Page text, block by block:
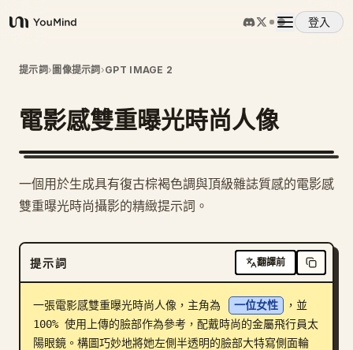
YouMind
登入
概覽
使用案例
定價
下載
提示詞› 圖像提示詞 ›GPT IMAGE 2
電影感雙重曝光時尚人像
一個用於生成具有復古棕褐色調與頂級雜誌質感的電影感
雙重曝光時尚攝影的精緻提示詞。
提示詞 翻譯前
一張電影感雙重曝光時尚人像，主角為 一位女性
，並
100% 使用上傳的臉部作為參考，配戴時尚的金屬飛行員太
陽眼鏡。構圖巧妙地將她左側半透明的臉部大特寫側面輪